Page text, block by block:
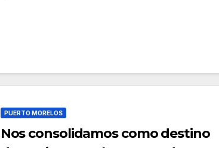
PUERTO MORELOS
Nos consolidamos como destino